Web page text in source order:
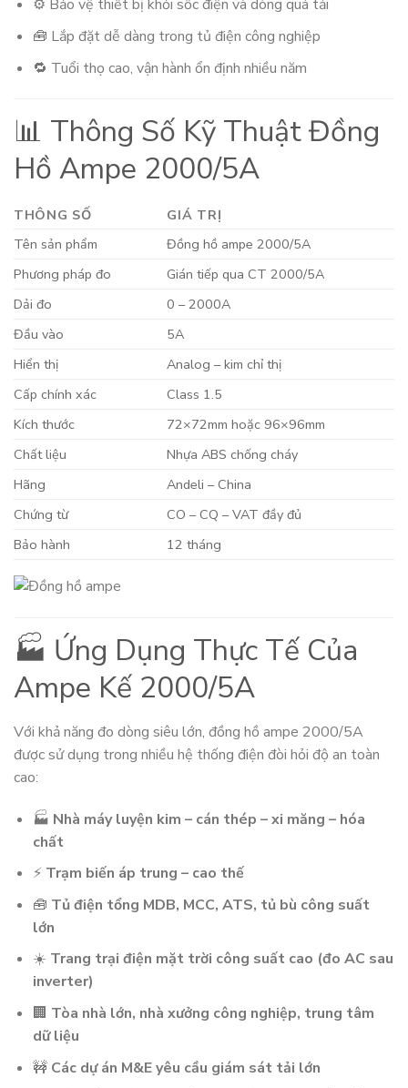
⚙️ Bảo vệ thiết bị khỏi sốc điện và dòng quá tải
🧰 Lắp đặt dễ dàng trong tủ điện công nghiệp
🔁 Tuổi thọ cao, vận hành ổn định nhiều năm
📊 Thông Số Kỹ Thuật Đồng
Hồ Ampe 2000/5A
THÔNG SỐ
GIÁ TRỊ
Tên sản phẩm
Đồng hồ ampe 2000/5A
Phương pháp đo
Gián tiếp qua CT 2000/5A
Dải đo
0 – 2000A
Đầu vào
5A
Hiển thị
Analog – kim chỉ thị
Cấp chính xác
Class 1.5
Kích thước
72×72mm hoặc 96×96mm
Chất liệu
Nhựa ABS chống cháy
Hãng
Andeli – China
Chứng từ
CO – CQ – VAT đầy đủ
Bảo hành
12 tháng
🏭 Ứng Dụng Thực Tế Của
Ampe Kế 2000/5A
Với khả năng đo dòng siêu lớn, đồng hồ ampe 2000/5A
được sử dụng trong nhiều hệ thống điện đòi hỏi độ an toàn
cao:
🏭 Nhà máy luyện kim – cán thép – xi măng – hóa
chất
⚡ Trạm biến áp trung – cao thế
🧰 Tủ điện tổng MDB, MCC, ATS, tủ bù công suất
lớn
☀️ Trang trại điện mặt trời công suất cao (đo AC sau
inverter)
🏢 Tòa nhà lớn, nhà xưởng công nghiệp, trung tâm
dữ liệu
🚧 Các dự án M&E yêu cầu giám sát tải lớn